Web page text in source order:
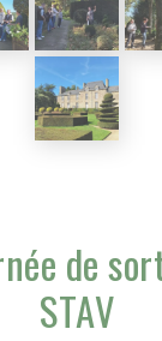
de
STAV